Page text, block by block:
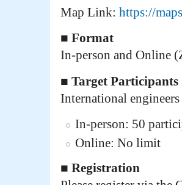
Map Link: https://
■ Format
In-person and Online
■ Target Participants
International
In-person: 50
Online: No limit
■ Registration